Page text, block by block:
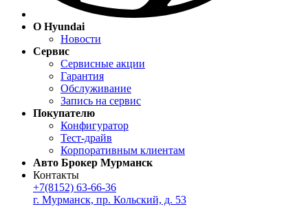
О Hyundai
Новости
Сервис
Сервисные акции
Гарантия
Обслуживание
Запись на сервис
Покупателю
Конфигуратор
Тест-драйв
Корпоративным клиентам
Авто Брокер Мурманск
Контакты
+7(8152) 63-66-36
г. Мурманск, пр. Кольский, д. 53